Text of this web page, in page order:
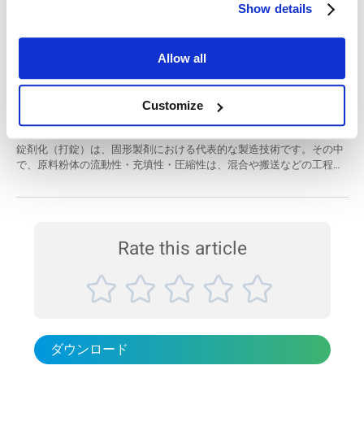
Show details
Allow all
Customize
非常に重要であり、近年ますます注目が高まっています。 本アプリケ
分布測定装置）と、ラボ用レーザー回折式粒子径分布測定装置による
測定結果を比較しました。異なる粉砕機の回転速度下でのセメント粒
により粗大粒子の存在を確認しています。 使用装置 BT-Online1（...
セラミック粉末におけるレーザー回折・散乱式粒
子径分布測定装置の応用
現代のセラミック部品製造において、セラミック粉末の粒子径分布を
正確に把握することは極めて重要です。Bettersizer 2600は、セラミッ
ク粉末の粒子径を高精度かつ高再現性で評価できる装置として有効で
あることが実証されています。 使用製品 Bettersizer 2600（レーザー
回折・散乱式粒子径分布測定装置） 産業分野 セラミック 測定対象サ
ンプル セラミック粉末 測定項目 粒子径 測定技術 レーザー回折 はじめ
に 現代のセラミック部品製造プロセスは、大きく分けて以下の2段階
で構成されます。 セラミック粉末を液体中に均一分散させ、適切な配
医薬錠剤用粉体の流動性評価方法
錠剤化（打錠）は、固形製剤における代表的な製造技術です。その中
で、原料粉体の流動性・充填性・圧縮性は、混合や搬送などの工程に
質指標にも大きく関与します。 本アプリケーションノートでは、粉体
（Compression Ratio） ハウスナー比（Hausner Ratio） これらの指標
により、製剤設計や工程管理における粉体特性の把握が可能となりま
す。 使用装置 PowderPro...
Rate this article
ダウンロード